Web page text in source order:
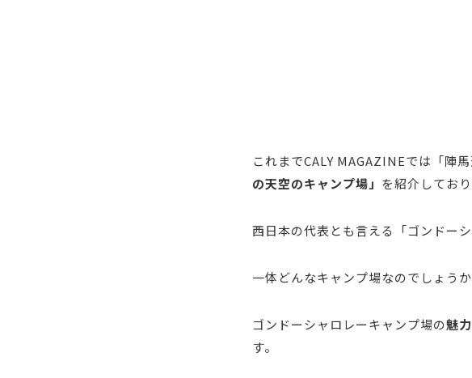
これまでCALY MAGAZINEでは「陣
の天空のキャンプ場」 を紹介しており
西日本の代表とも言える「ゴンドー
一体どんなキャンプ場なのでしょうか
ゴンドーシャロレーキャンプ場の魅
す。